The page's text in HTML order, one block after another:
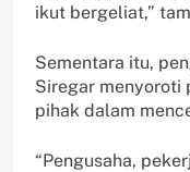
ikut bergeliat,”
Sementara itu,
Siregar menyoroti
pihak dalam
“Pengusaha,